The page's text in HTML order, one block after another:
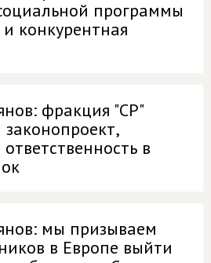
программы
конкурентная
фракция "СР"
законопроект,
в
мы призываем
в Европе выйти